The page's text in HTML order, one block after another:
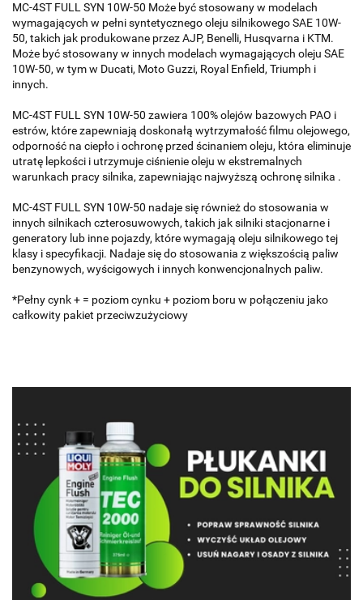
MC-4ST FULL SYN 10W-50 Może być stosowany w modelach
wymagających w pełni syntetycznego oleju silnikowego SAE 10W-
50, takich jak produkowane przez AJP, Benelli, Husqvarna i KTM.
Może być stosowany w innych modelach wymagających oleju SAE
10W-50, w tym w Ducati, Moto Guzzi, Royal Enfield, Triumph i
innych.
MC-4ST FULL SYN 10W-50 zawiera 100% olejów bazowych PAO i
estrów, które zapewniają doskonałą wytrzymałość filmu olejowego,
odporność na ciepło i ochronę przed ścinaniem oleju, która eliminuje
utratę lepkości i utrzymuje ciśnienie oleju w ekstremalnych
warunkach pracy silnika, zapewniając najwyższą ochronę silnika .
MC-4ST FULL SYN 10W-50 nadaje się również do stosowania w
innych silnikach czterosuwowych, takich jak silniki stacjonarne i
generatory lub inne pojazdy, które wymagają oleju silnikowego tej
klasy i specyfikacji. Nadaje się do stosowania z większością paliw
benzynowych, wyścigowych i innych konwencjonalnych paliw.
*Pełny cynk + = poziom cynku + poziom boru w połączeniu jako
całkowity pakiet przeciwzużyciowy